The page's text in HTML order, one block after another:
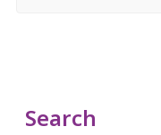
Search